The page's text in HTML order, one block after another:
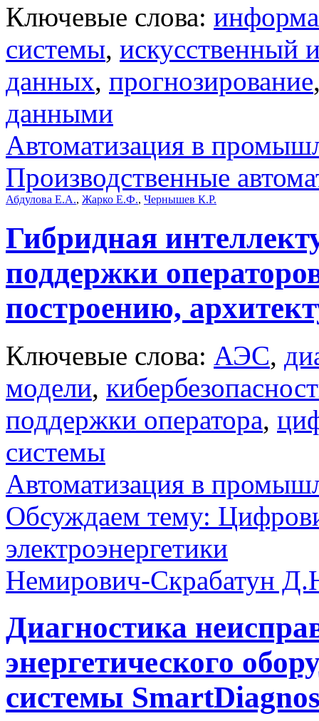
Ключевые слова:
системы, искусственный
данных, прогнозирование
данными
Автоматизация в
Производственные
Абдулова Е.А., Жарко Е.Ф., Чернышев К.Р.
Гибридная
поддержки
построению,
Ключевые слова: АЭС,
модели,
поддержки оператора,
системы
Автоматизация в
Обсуждаем тему:
электроэнергетики
Немирович-Скрабатун
Диагностика
энергетического
системы